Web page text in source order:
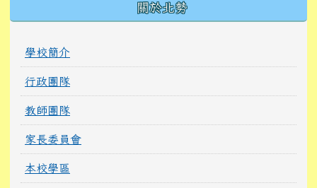
關於北勢
學校簡介
行政團隊
教師團隊
家長委員會
本校學區